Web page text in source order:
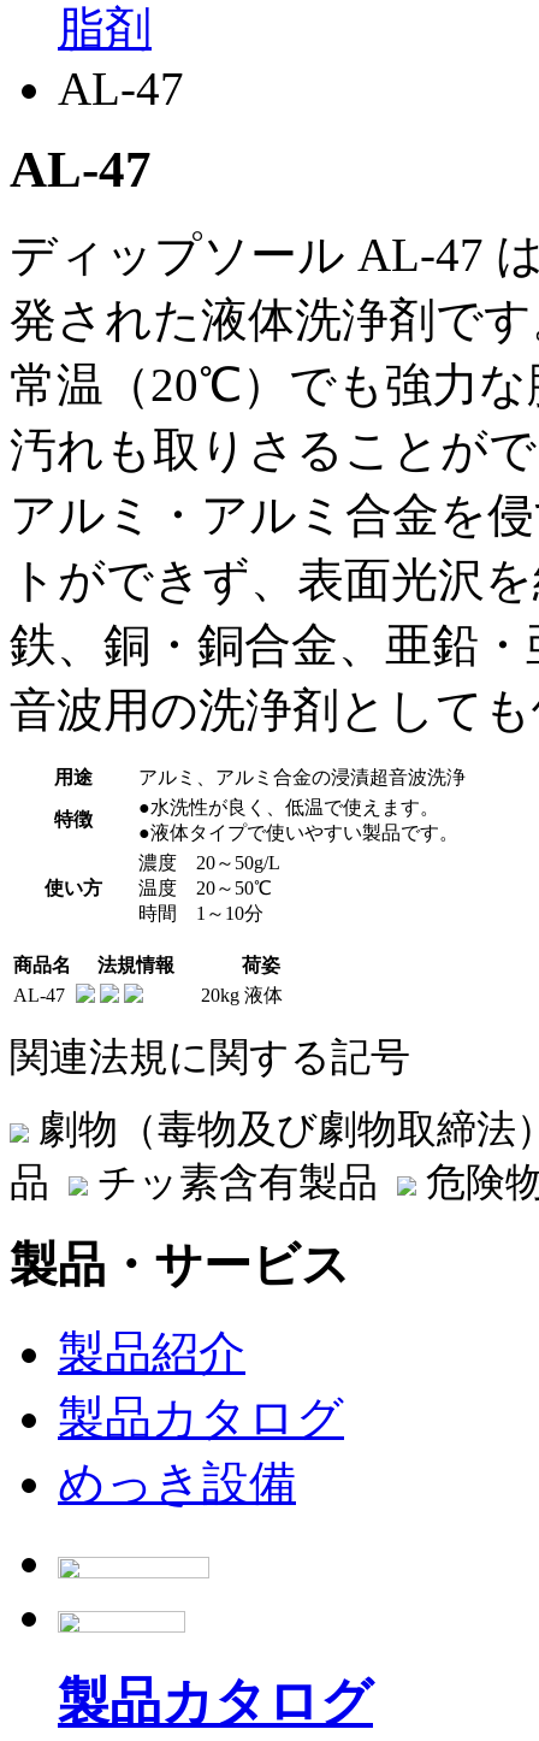
脂剤
AL-47
AL-47
ディップソール AL-47
発された液体洗浄剤で
常温（20℃）でも強力
汚れも取りさることが
アルミ・アルミ合金を
トができず、表面光沢
鉄、銅・銅合金、亜鉛
音波用の洗浄剤として
用途 アルミ、アルミ合金の浸漬超音波洗浄
特徴
●水洗性が良く、低温で使えます。
●液体タイプで使いやすい製品です。
使い方
濃度 20～50g/L
温度 20～50℃
時間 1～10分
商品名 法規情報
荷姿
AL-47
20kg 液体
関連法規に関する記号
劇物（毒物及び劇物取締
品
チッ素含有製品 危険
製品・サービス
製品紹介
製品カタログ
めっき設備
製品カタログ